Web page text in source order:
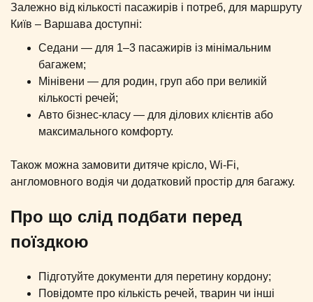
Залежно від кількості пасажирів і потреб, для маршруту
Київ – Варшава доступні:
Седани — для 1–3 пасажирів із мінімальним
багажем;
Мінівени — для родин, груп або при великій
кількості речей;
Авто бізнес-класу — для ділових клієнтів або
максимального комфорту.
Також можна замовити дитяче крісло, Wi-Fi,
англомовного водія чи додатковий простір для багажу.
Про що слід подбати перед
поїздкою
Підготуйте документи для перетину кордону;
Повідомте про кількість речей, тварин чи інші